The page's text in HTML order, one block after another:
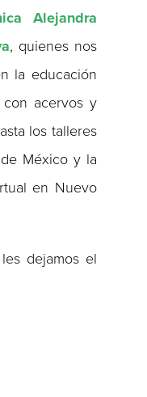
Alejandra
, quienes nos
la educación
con acervos y
los talleres
México y la
en Nuevo
dejamos el